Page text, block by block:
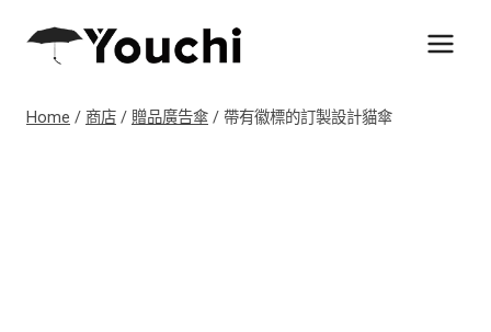
Home / 商店 / 贈品廣告傘 / 帶有徽標的訂製設計貓傘